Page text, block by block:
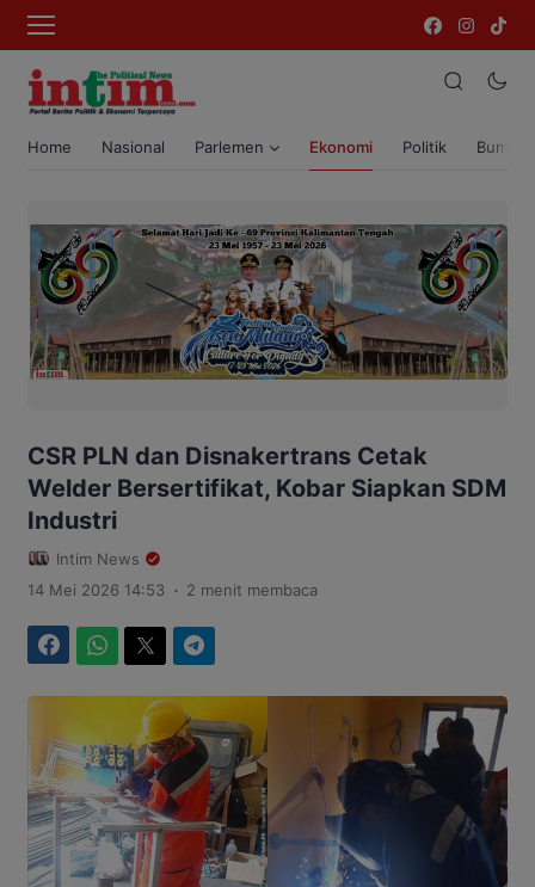
Home Nasional Parlemen Ekonomi Politik Bumi
CSR PLN dan Disnakertrans Cetak
Welder Bersertifikat, Kobar Siapkan SDM
Industri
Intim News
14 Mei 2026 14:53 . 2 menit membaca